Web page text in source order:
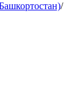
/